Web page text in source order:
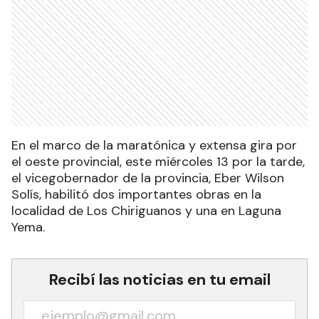
En el marco de la maratónica y extensa gira por
el oeste provincial, este miércoles 13 por la tarde,
el vicegobernador de la provincia, Eber Wilson
Solís, habilitó dos importantes obras en la
localidad de Los Chiriguanos y una en Laguna
Yema.
Recibí las noticias en tu email